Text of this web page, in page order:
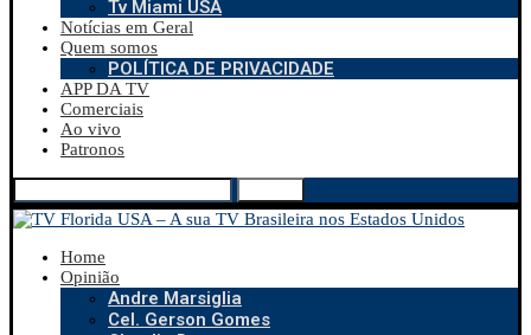
Tv Miami USA
Notícias em Geral
Quem somos
POLÍTICA DE PRIVACIDADE
APP DA TV
Comerciais
Ao vivo
Patronos
Home
Opinião
Andre Marsiglia
Cel. Gerson Gomes